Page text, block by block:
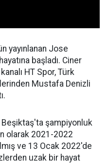
yayınlanan Jose
başladı. Ciner
HT Spor, Türk
Mustafa Denizli
Beşiktaş'ta şampiyonluk
olarak 2021-2022
ve 13 Ocak 2022'de
uzak bir hayat